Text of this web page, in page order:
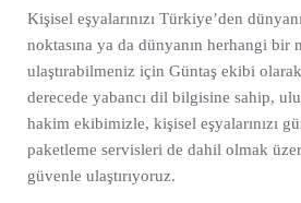
Kişisel eşyalarınızı Türkiye’den
noktasına ya da dünyanın herhangi bir
ulaştırabilmeniz için Güntaş ekibi olarak
derecede yabancı dil bilgisine sahip,
hakim ekibimizle, kişisel eşyalarınızı
paketleme servisleri de dahil olmak
güvenle ulaştırıyoruz.